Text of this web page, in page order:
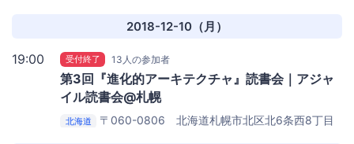
2018-12-10（月）
19:00 受付終了 13人の参加者
第3回『進化的アーキテクチャ』読書会｜アジャ
イル読書会@札幌
北海道
〒060-0806 北海道札幌市北区北6条西8丁目